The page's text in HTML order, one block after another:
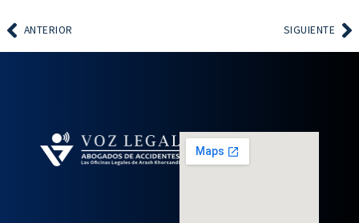
ANTERIOR SIGUIENTE